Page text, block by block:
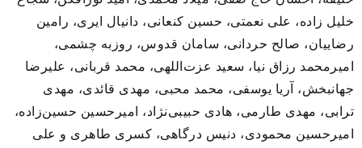
خلیل زاده، علی نعمتی، حسین کنعانی، دانیال ایری، رامین
رضاییان، صالح حردانی، سامان قدوس، روزبه چشمی،
امیرمحمد رزاق نیا، سعید عزت‌اللهی، محمد قربانی، علیرضا
جهانبخش، آریا یوسفی، محمد محبی، مهدی قائدی، مهدی
ترابی، مهدی طارمی، هادی حبیبی‌نژاد، امیرحسین حسین‌زاده،
امیرحسین محمودی، دنیس درگاهی، کسری طاهری و علی